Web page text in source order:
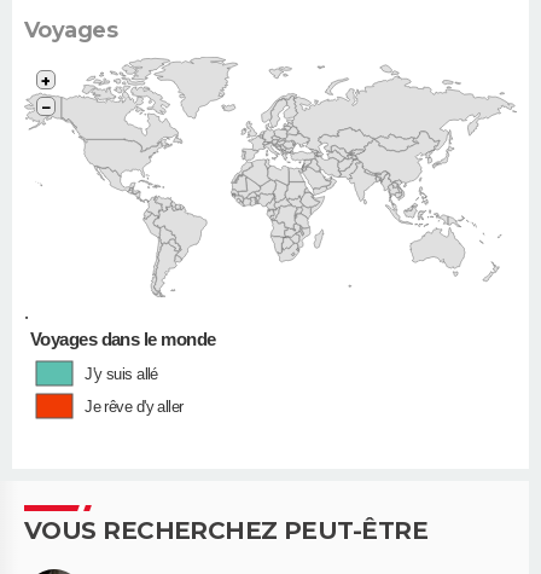
Voyages
•
+
−
Voyages dans le monde
J'y suis allé
Je rêve d'y aller
VOUS RECHERCHEZ PEUT-ÊTRE